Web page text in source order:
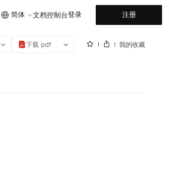
简体 文档控制台登录 注册
下载 pdf 我的收藏